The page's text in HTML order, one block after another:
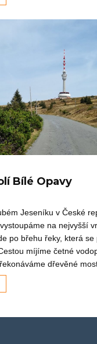
Bílé Opavy
Jeseníku v České
na nejvyšší
po břehu řeky, která
míjíme četné
dřevěné